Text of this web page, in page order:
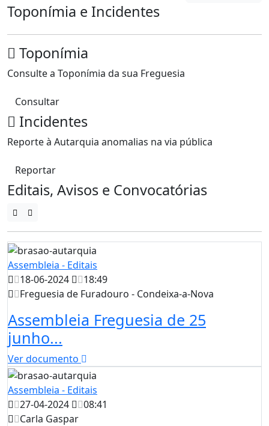
Toponímia e Incidentes
Toponímia
Consulte a Toponímia da sua Freguesia
Consultar
Incidentes
Reporte à Autarquia anomalias na via pública
Reportar
Editais, Avisos e Convocatórias
Assembleia - Editais
18-06-2024
18:49
Freguesia de Furadouro - Condeixa-a-Nova
Assembleia Freguesia de 25
junho...
Ver documento
Assembleia - Editais
27-04-2024
08:41
Carla Gaspar